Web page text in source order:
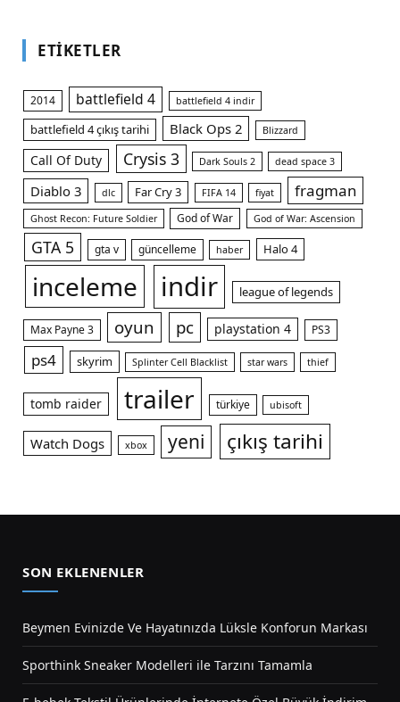
ETIKETLER
2014 battlefield 4 battlefield 4 indir
battlefield 4 çıkış tarihi Black Ops 2 Blizzard
Call Of Duty Crysis 3 Dark Souls 2 dead space 3
Diablo 3 dlc Far Cry 3 FIFA 14 fiyat fragman
Ghost Recon: Future Soldier God of War God of War: Ascension
GTA 5 gta v güncelleme haber Halo 4
inceleme indir league of legends
Max Payne 3 oyun pc playstation 4 PS3
ps4 skyrim Splinter Cell Blacklist star wars thief
tomb raider trailer türkiye ubisoft
Watch Dogs xbox yeni çıkış tarihi
SON EKLENENLER
Beymen Evinizde Ve Hayatınızda Lüksle Konforun Markası
Sporthink Sneaker Modelleri ile Tarzını Tamamla